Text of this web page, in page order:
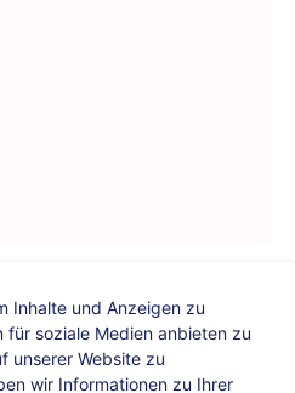
Inhalte und Anzeigen zu
für soziale Medien anbieten zu
unserer Website zu
wir Informationen zu Ihrer